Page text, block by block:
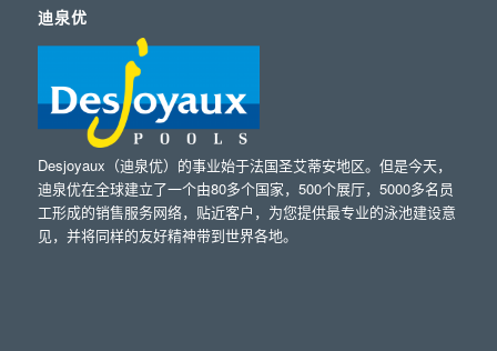
迪泉优
Desjoyaux（迪泉优）的事业始于法国圣艾蒂安地区。但是今天，
迪泉优在全球建立了一个由80多个国家，500个展厅，5000多名员
工形成的销售服务网络，贴近客户，为您提供最专业的泳池建设意
见，并将同样的友好精神带到世界各地。